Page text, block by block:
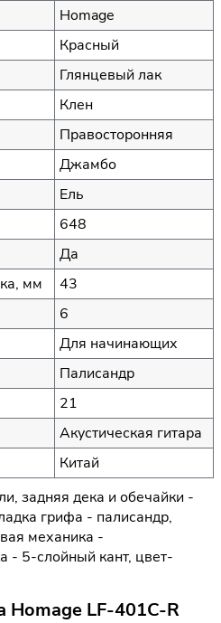
Homage
Красный
Глянцевый лак
Клен
Правосторонняя
Джамбо
Ель
648
Да
мм
43
6
Для начинающих
Палисандр
21
Акустическая гитара
Китай
задняя дека и обечайки -
грифа - палисандр,
механика -
- 5-слойный кант, цвет-
Homage LF-401C-R